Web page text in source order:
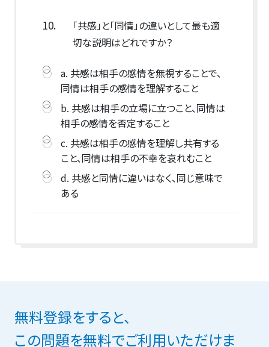
10.
「共感」と「同情」の違いとして最も適
切な説明はどれですか？
a. 共感は相手の感情を無視することで、
同情は相手の感情を理解すること
b. 共感は相手の立場に立つこと、同情は
相手の感情を否定すること
c. 共感は相手の感情を理解し共有する
こと、同情は相手の不幸を哀れむこと
d. 共感と同情に違いはなく、同じ意味で
ある
無料登録をすると、
この問題を無料でご利用いただけま